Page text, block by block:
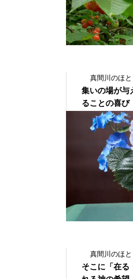
真間川のほ
集いの場が与
ることの喜び
2023.04.24
真間川のほ
そこに「在る